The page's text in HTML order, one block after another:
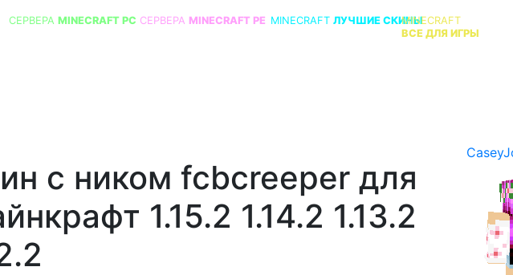
СЕРВЕРА MINECRAFT PC СЕРВЕРА MINECRAFT PE MINECRAFT ЛУЧШИЕ СКИНЫMINECRAFT
ВСЕ ДЛЯ ИГРЫ
с ником fcbcreeper для
1.15.2 1.14.2 1.13.2